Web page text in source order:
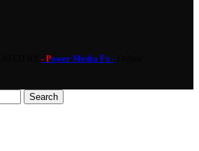
- Power Media Fx -
Search